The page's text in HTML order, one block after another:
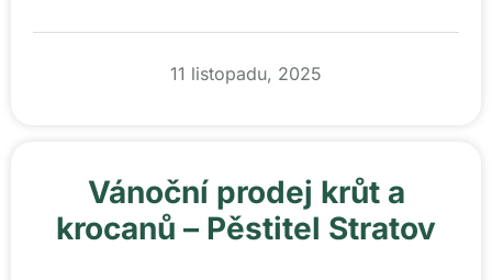
11 listopadu, 2025
Vánoční prodej krůt a
krocanů – Pěstitel Stratov